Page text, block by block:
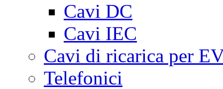
Cavi DC
Cavi IEC
Cavi di ricarica per
Telefonici